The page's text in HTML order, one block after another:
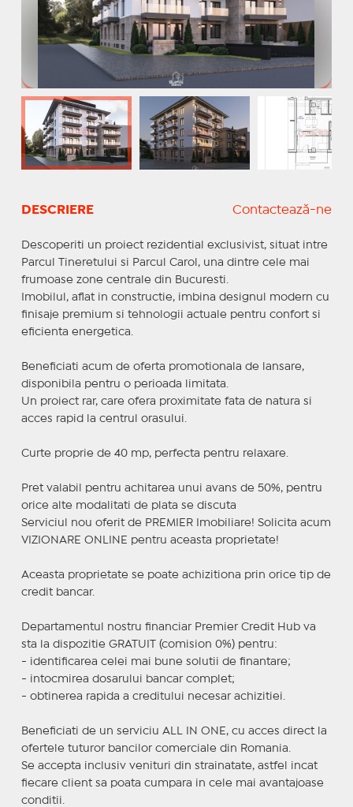
DESCRIERE Contactează-ne
Descoperiti un proiect rezidential exclusivist, situat intre
Parcul Tineretului si Parcul Carol, una dintre cele mai
frumoase zone centrale din Bucuresti.
Imobilul, aflat in constructie, imbina designul modern cu
finisaje premium si tehnologii actuale pentru confort si
eficienta energetica.
Beneficiati acum de oferta promotionala de lansare,
disponibila pentru o perioada limitata.
Un proiect rar, care ofera proximitate fata de natura si
acces rapid la centrul orasului.
Curte proprie de 40 mp, perfecta pentru relaxare.
Pret valabil pentru achitarea unui avans de 50%, pentru
orice alte modalitati de plata se discuta
Serviciul nou oferit de PREMIER Imobiliare! Solicita acum
VIZIONARE ONLINE pentru aceasta proprietate!
Aceasta proprietate se poate achizitiona prin orice tip de
credit bancar.
Departamentul nostru financiar Premier Credit Hub va
sta la dispozitie GRATUIT (comision 0%) pentru:
- identificarea celei mai bune solutii de finantare;
- intocmirea dosarului bancar complet;
- obtinerea rapida a creditului necesar achizitiei.
Beneficiati de un serviciu ALL IN ONE, cu acces direct la
ofertele tuturor bancilor comerciale din Romania.
Se accepta inclusiv venituri din strainatate, astfel incat
fiecare client sa poata cumpara in cele mai avantajoase
conditii.